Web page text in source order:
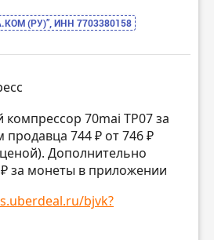
(РУ)”, ИНН 7703380158
70mai TP07 за
продавца 744 ₽ от 746 ₽
Дополнительно
за монеты в приложении
s.uberdeal.ru/bjvk?